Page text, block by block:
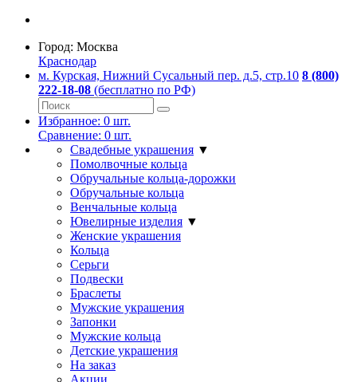
Город: Москва
Краснодар
м. Курская, Нижний Сусальный пер. д.5, стр.10 8 (800)
222-18-08 (бесплатно по РФ)
Избранное: 0 шт.
Сравнение: 0 шт.
Свадебные украшения ▼
Помолвочные кольца
Обручальные кольца-дорожки
Обручальные кольца
Венчальные кольца
Ювелирные изделия ▼
Женские украшения
Кольца
Серьги
Подвески
Браслеты
Мужские украшения
Запонки
Мужские кольца
Детские украшения
На заказ
Акции